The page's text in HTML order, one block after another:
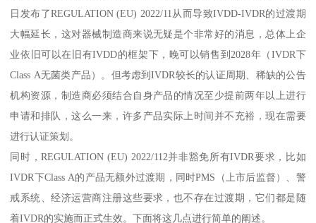
日发布了REGULATION (EU) 2022/11从而导致IVDD-IVDR的过渡期
大幅延长，这对器械制造商来说无疑是个非常好的消息，总体上企
业依旧可以在旧有IVDD的框架下，晚可以销售到2028年（IVDR下
Class A无菌类产品）。但考虑到IVDR较长的认证周期、稀缺的公告
机构资源，制造商必须结合自身产品的情况至少提前两年以上进行
申请和排队，这么一来，许多产品实际上时间并不充裕，现在需要
进行认证策划。
同时，REGULATION (EU) 2022/112并非豁免所有IVDR要求，比如
IVDR下Class A的产品无额外过渡期，同时PMS（上市后监督）、警
戒系统、经济运营商注册这些要求，也不存在过渡期，它们都是随
着IVDR的实施而正式生效。下面将这几点进行简单的阐述。